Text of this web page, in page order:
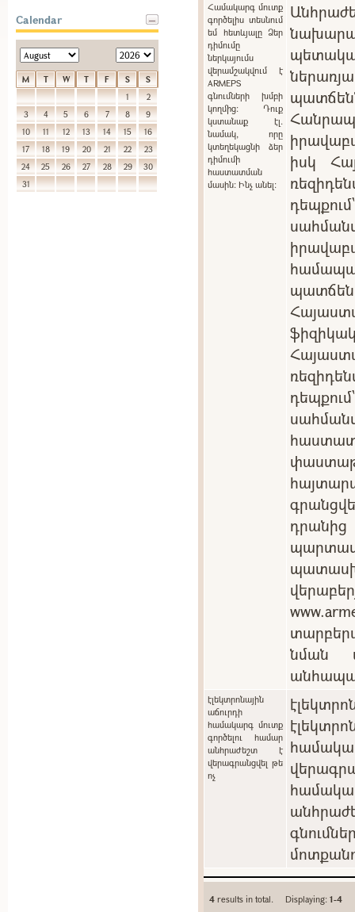
Calendar
M T W T F S
S
1
2
3
4 5 6 7 8
9
10
11 12 13 14 15
16
17
18 19 20 21 22
23
24
25 26 27 28 29
30
31
Համակարգ մուտք
գործելիս տեսնում
եմ հետևյալը Ձեր
դիմումը
ներկայումս
վերամշակվում է
ARMEPS
գնումների խմբի
կողմից: Դուք
կստանաք էլ.
նամակ, որը
կտեղեկացնի ձեր
դիմումի
հաստատման
մասին: Ինչ անել:
իսկ
նման
էլեկտրոնային
աճուրդի
համակարգ մուտք
գործելու համար
անհրաժեշտ է
վերագրանցվել թե
ոչ
4 results in total. Displaying:1-4